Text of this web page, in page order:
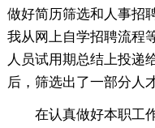
做好简历筛选和人事招
我从网上自学招聘流程
人员试用期总结上投递
后，筛选出了一部分人
在认真做好本职工作